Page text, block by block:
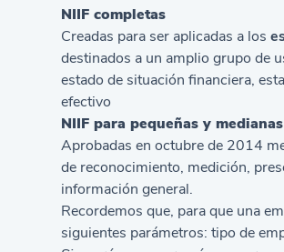
NIIF completas
Creadas para ser aplicadas a los
destinados a un amplio grupo de
estado de situación financiera,
efectivo
NIIF para pequeñas y
Aprobadas en octubre de 2014
de reconocimiento, medición,
información general.
Recordemos que, para que una
siguientes parámetros: tipo de